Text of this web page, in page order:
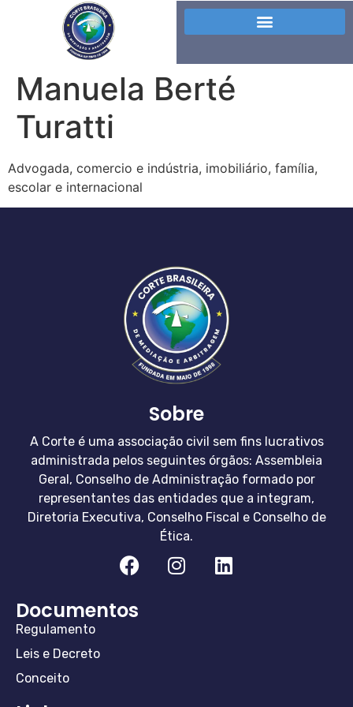
Manuela Berté
Turatti
Advogada, comercio e indústria, imobiliário, família,
escolar e internacional
Sobre
A Corte é uma associação civil sem fins lucrativos
administrada pelos seguintes órgãos: Assembleia
Geral, Conselho de Administração formado por
representantes das entidades que a integram,
Diretoria Executiva, Conselho Fiscal e Conselho de
Ética.
Documentos
Regulamento
Leis e Decreto
Conceito